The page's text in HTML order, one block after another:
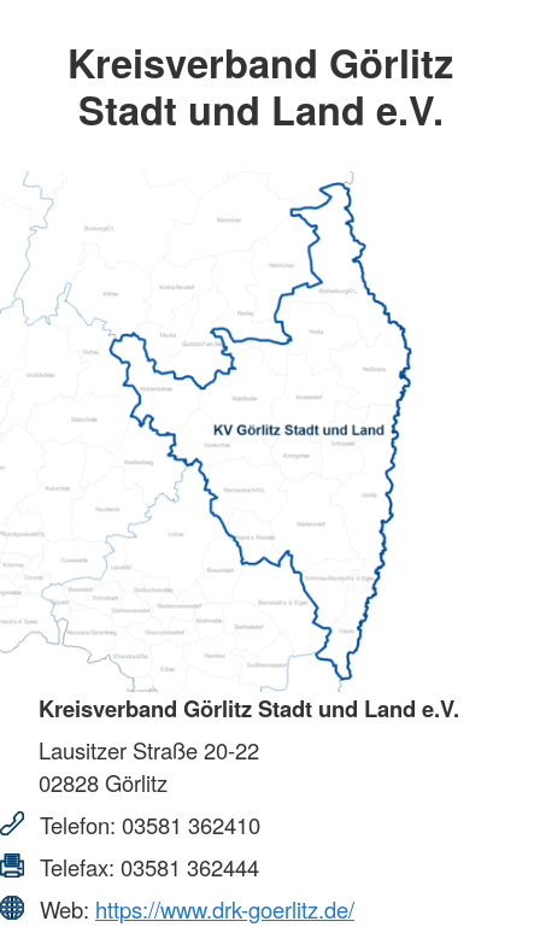
Kreisverband Görlitz
Stadt und Land e.V.
Kreisverband Görlitz Stadt und Land e.V.
Lausitzer Straße 20-22
02828Görlitz
Telefon: 03581 362410
Telefax: 03581 362444
Web: https://www.drk-goerlitz.de/